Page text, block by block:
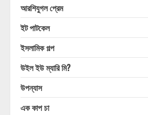
আরশিযুগল প্রেম
ইট পাটকেল
ইসলামিক গল্প
উইল ইউ ম্যারি মি?
উপন্যাস
এক কাপ চা